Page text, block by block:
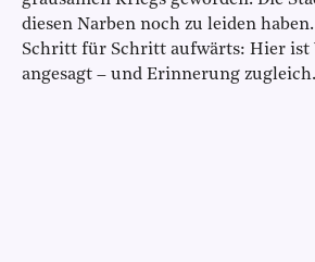
diesen Narben noch zu leiden
Schritt für Schritt aufwärts: Hier ist
angesagt – und Erinnerung zugleich.